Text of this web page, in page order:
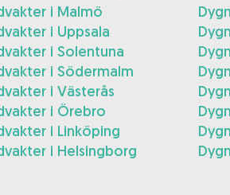
i Malmö
i Uppsala
i Solentuna
i Södermalm
i Västerås
i Örebro
i Linköping
i Helsingborg